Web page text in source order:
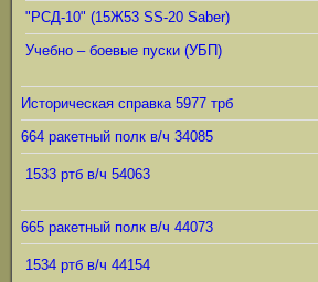
"РСД-10" (15Ж53 SS-20 Saber)
Учебно – боевые пуски (УБП)
Историческая справка 5977 трб
664 ракетный полк в/ч 34085
1533 ртб в/ч 54063
665 ракетный полк в/ч 44073
1534 ртб в/ч 44154